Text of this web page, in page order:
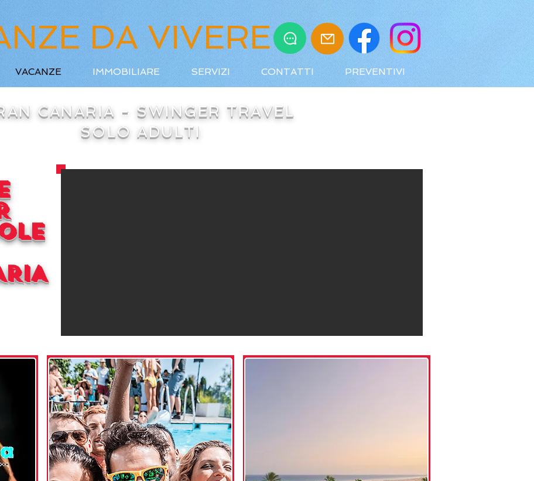
VACANZE IMMOBILIARE SERVIZI CONTATTI PREVENTIVI
DA VIVERE
CANARIA - SWINGER TRAVEL
SOLO ADULTI